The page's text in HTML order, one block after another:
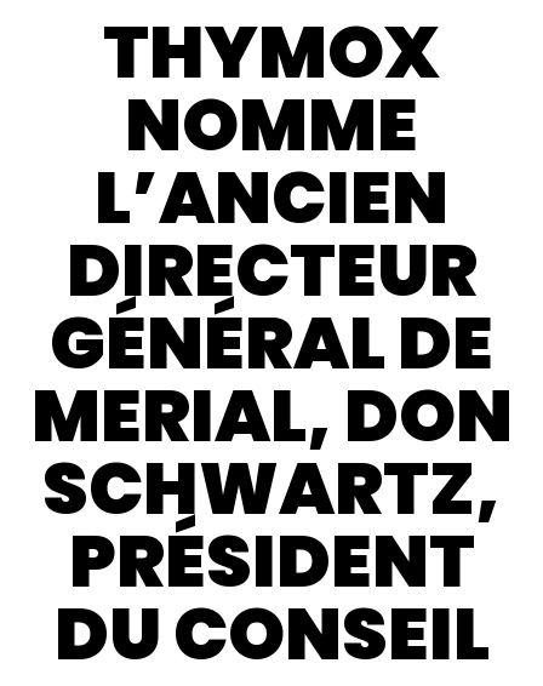
THYMOX
NOMME
L’ANCIEN
DIRECTEUR
GÉNÉRAL DE
MERIAL, DON
SCHWARTZ,
PRÉSIDENT
DU CONSEIL